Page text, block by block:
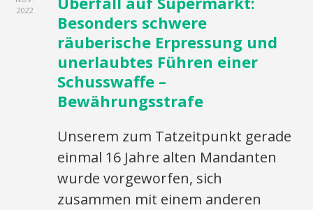
2022
Besonders schwere
räuberische Erpressung und
unerlaubtes Führen einer
Schusswaffe –
Bewährungsstrafe
Unserem zum Tatzeitpunkt gerade
einmal 16 Jahre alten Mandanten
wurde vorgeworfen, sich
zusammen mit einem anderen